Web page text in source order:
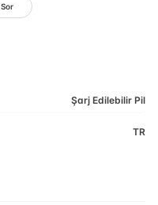
Sor
Şarj Edilebilir Pil
TR